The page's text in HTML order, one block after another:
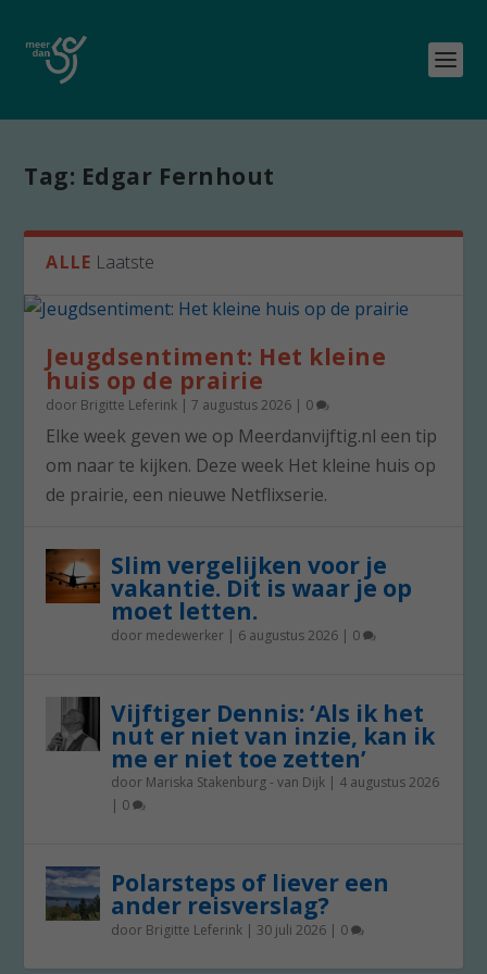
Tag: Edgar Fernhout
ALLE Laatste
Jeugdsentiment: Het kleine
huis op de prairie
door Brigitte Leferink |7 augustus 2026 | 0
Elke week geven we op Meerdanvijftig.nl een tip
om naar te kijken. Deze week Het kleine huis op
de prairie, een nieuwe Netflixserie.
Slim vergelijken voor je
vakantie. Dit is waar je op
moet letten.
door medewerker | 6 augustus 2026 | 0
Vijftiger Dennis: ‘Als ik het
nut er niet van inzie, kan ik
me er niet toe zetten’
door Mariska Stakenburg - van Dijk | 4 augustus 2026
| 0
Polarsteps of liever een
ander reisverslag?
door Brigitte Leferink | 30 juli 2026 | 0